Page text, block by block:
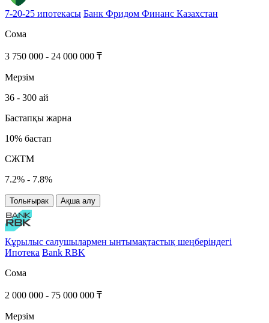
7-20-25 ипотекасы Банк Фридом Финанс Казахстан
Сома
3 750 000 - 24 000 000 ₸
Мерзім
36 - 300 ай
Бастапқы жарна
10% бастап
СЖТМ
7.2% - 7.8%
Толығырак Ақша алу
Құрылыс салушылармен ынтымақтастық шеңберіндегі
Ипотека Bank RBK
Сома
2 000 000 - 75 000 000 ₸
Мерзім